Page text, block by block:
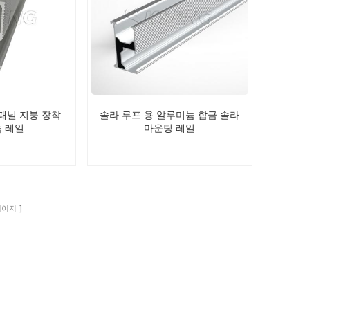
널 지붕 장착
레일
솔라 루프 용 알루미늄 합금 솔라
마운팅 레일
지